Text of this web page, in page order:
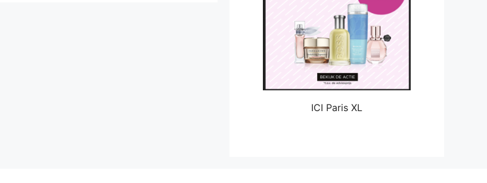
ICI Paris XL